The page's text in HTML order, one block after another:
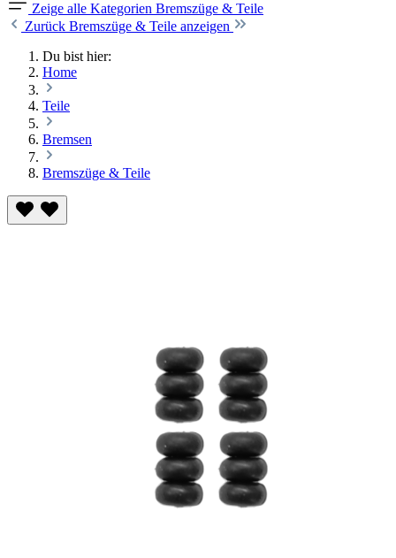
Zeige alle Kategorien Bremszüge & Teile
Zurück Bremszüge & Teile anzeigen
Du bist hier:
Home
Teile
Bremsen
Bremszüge & Teile